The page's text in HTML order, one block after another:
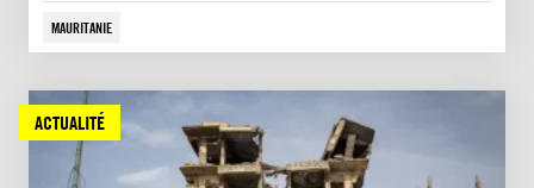
MAURITANIE
ACTUALITÉ